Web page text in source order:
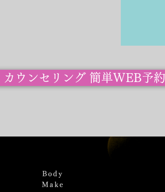
カウンセリング 簡単WEB予約
Body
Make